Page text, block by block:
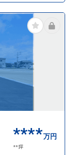
****万円
**坪